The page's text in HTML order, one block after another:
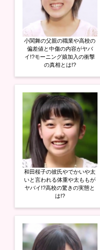
小関舞の父親の職業や高校の
偏差値と中傷の内容がヤバ
イ!?モーニング娘加入の衝撃
の真相とは!?
和田桜子の彼氏やでかいや太
いと言われる体重や太ももが
ヤバイ!?高校の驚きの実態と
は!?